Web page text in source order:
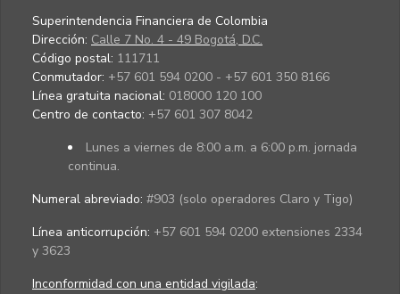
Superintendencia Financiera de Colombia
Dirección: Calle 7 No. 4 - 49 Bogotá, D.C.
Código postal: 111711
Conmutador: +57 601 594 0200 - +57 601 350 8166
Línea gratuita nacional: 018000 120 100
Centro de contacto: +57 601 307 8042
Lunes a viernes de 8:00 a.m. a 6:00 p.m. jornada
continua.
Numeral abreviado: #903 (solo operadores Claro y Tigo)
Línea anticorrupción: +57 601 594 0200 extensiones 2334
y 3623
Inconformidad con una entidad vigilada: